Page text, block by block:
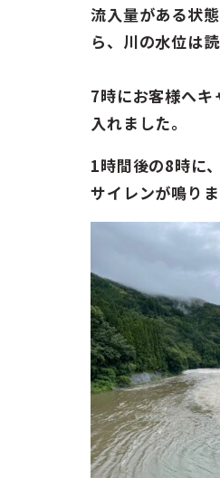
流入量がある状
ら、川の水位は読
7時にお客様へキ
入れました。
1時間後の8時に
サイレンが鳴りま